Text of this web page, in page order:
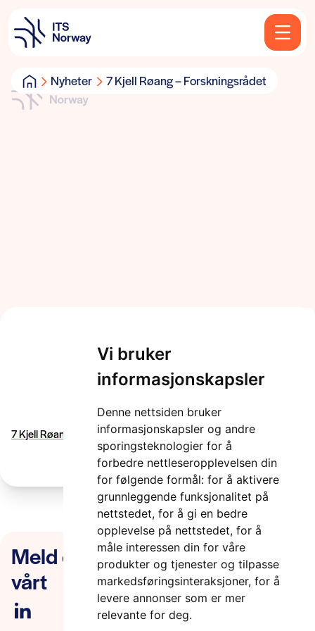
Vi bruker
informasjonskapsler
Denne nettsiden bruker
informasjonskapsler og andre
sporingsteknologier for å
forbedre nettleseropplevelsen din
for følgende formål: for å aktivere
grunnleggende funksjonalitet på
nettstedet, for å gi en bedre
opplevelse på nettstedet, for å
måle interessen din for våre
produkter og tjenester og tilpasse
markedsføringsinteraksjoner, for å
levere annonser som er mer
relevante for deg.
Nyheter 7 Kjell Røang – Forskningsrådet
7 Kjell Røang –
Forskningsrådet
2 minutter
7 Kjell Røang - Forskningsrådet
Meld deg på nyhetsbrevet
vårt